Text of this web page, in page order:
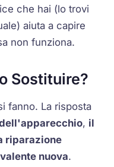
che hai (lo trovi
aiuta a capire
non funziona.
Sostituire?
fanno. La risposta
, il
riparazione
nuova.